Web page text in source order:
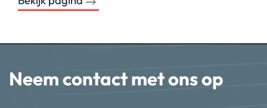
Neem contact met ons op